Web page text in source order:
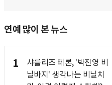
연예 많이 본 뉴스
1
샤를리즈 테론, '박진영 비
닐바지' 생각나는 비닐치